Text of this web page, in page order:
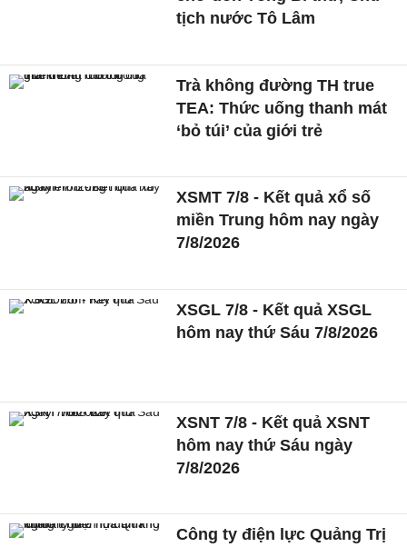
tịch nước Tô Lâm
Trà không đường TH true
TEA: Thức uống thanh mát
‘bỏ túi’ của giới trẻ
XSMT 7/8 - Kết quả xổ số
miền Trung hôm nay ngày
7/8/2026
XSGL 7/8 - Kết quả XSGL
hôm nay thứ Sáu 7/8/2026
XSNT 7/8 - Kết quả XSNT
hôm nay thứ Sáu ngày
7/8/2026
Công ty điện lực Quảng Trị